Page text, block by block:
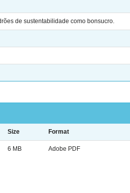
de sustentabilidade como bonsucro.
Size Format
6 MB Adobe PDF